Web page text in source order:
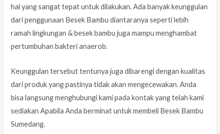
hal yang sangat tepat untuk dilakukan. Ada banyak keunggulan
dari penggunaan Besek Bambu diantaranya seperti lebih
ramah lingkungan & besek bambu juga mampu menghambat
pertumbuhan bakteri anaerob.
Keunggulan tersebut tentunya juga dibarengi dengan kualitas
dari produk yang pastinya tidak akan mengecewakan. Anda
bisa langsung menghubungi kami pada kontak yang telah kami
sediakan Apabila Anda berminat untuk membeli Besek Bambu
Sumedang.